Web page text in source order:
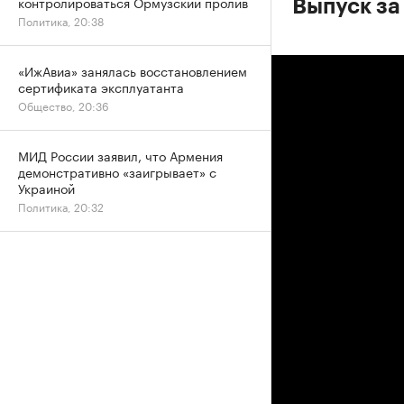
Выпуск
Политика, 20:38
«ИжАвиа» занялась восстановлением
сертификата эксплуатанта
Общество, 20:36
МИД России заявил, что Армения
демонстративно «заигрывает» с
Украиной
Политика, 20:32